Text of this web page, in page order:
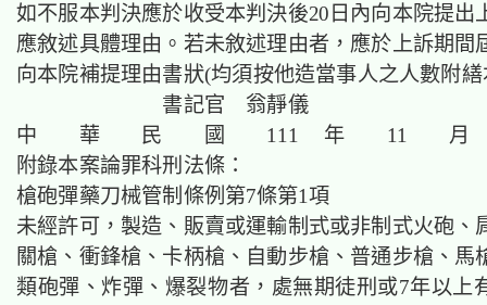
如不服本判決應於收受本判決後20日內向本院提出
應敘述具體理由。若未敘述理由者，應於上訴期間
向本院補提理由書狀(均須按他造當事人之人數附
書記官 翁靜儀
中 華 民 國 111 年 11 月
附錄本案論罪科刑法條：
槍砲彈藥刀械管制條例第7條第1項
未經許可，製造、販賣或運輸制式或非制式火砲、
關槍、衝鋒槍、卡柄槍、自動步槍、普通步槍、馬
類砲彈、炸彈、爆裂物者，處無期徒刑或7年以上